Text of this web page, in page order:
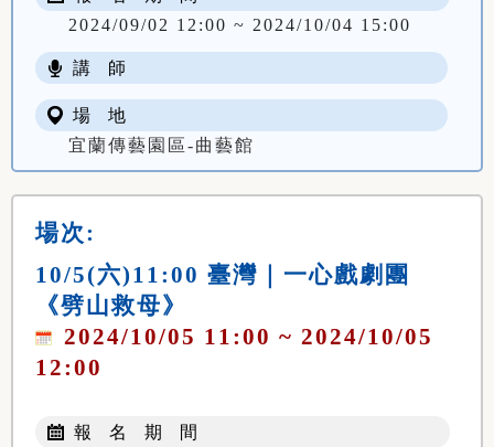
2024/09/02 12:00 ~ 2024/10/04 15:00
講 師
場 地
宜蘭傳藝園區-曲藝館
場次:
10/5(六)11:00 臺灣｜一心戲劇團
《劈山救母》
2024/10/05 11:00 ~ 2024/10/05
12:00
報 名 期 間